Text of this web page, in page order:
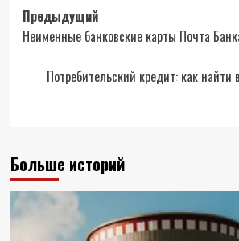
Навигация
записи
Предыдущий
Неименные банковские карты Почта
Потребительский кредит: как найти
Больше историй